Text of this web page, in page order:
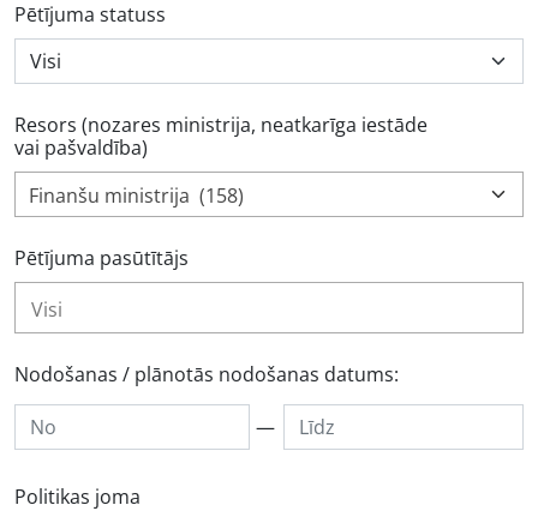
Pētījuma statuss
Resors (nozares ministrija, neatkarīga iestāde
vai pašvaldība)
Finanšu ministrija (158)
Pētījuma pasūtītājs
Nodošanas / plānotās nodošanas datums:
—
Politikas joma